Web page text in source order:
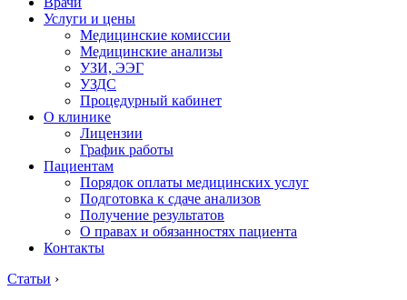
Услуги и цены
Медицинские комиссии
Медицинские анализы
УЗИ, ЭЭГ
УЗДС
Процедурный кабинет
О клинике
Лицензии
График работы
Пациентам
Порядок оплаты медицинских услуг
Подготовка к сдаче анализов
Получение результатов
О правах и обязанностях пациента
Контакты
Статьи ›